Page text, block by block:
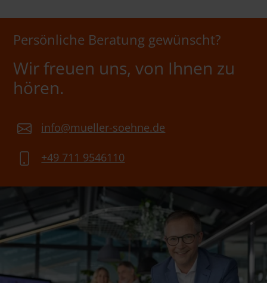
Persönliche Beratung gewünscht?
Wir freuen uns, von Ihnen zu
hören.
info@mueller-soehne.de
+49 711 9546110